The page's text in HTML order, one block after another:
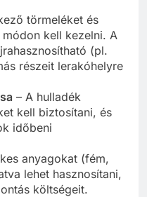
törmeléket és
kell kezelni. A
(pl.
részeit lerakóhelyre
– A hulladék
kell biztosítani, és
időbeni
anyagokat (fém,
lehet hasznosítani,
költségeit.